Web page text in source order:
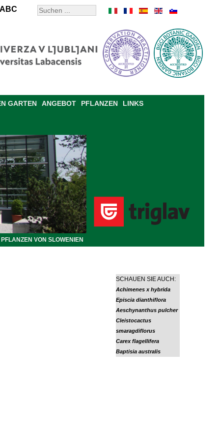
ABC
GARTEN ANGEBOT PFLANZEN LINKS
PFLANZEN VON SLOWENIEN
SCHAUEN SIE AUCH:
Achimenes x hybrida
Episcia dianthiflora
Aeschynanthus pulcher
Cleistocactus
smaragdiflorus
Carex flagellifera
Baptisia australis